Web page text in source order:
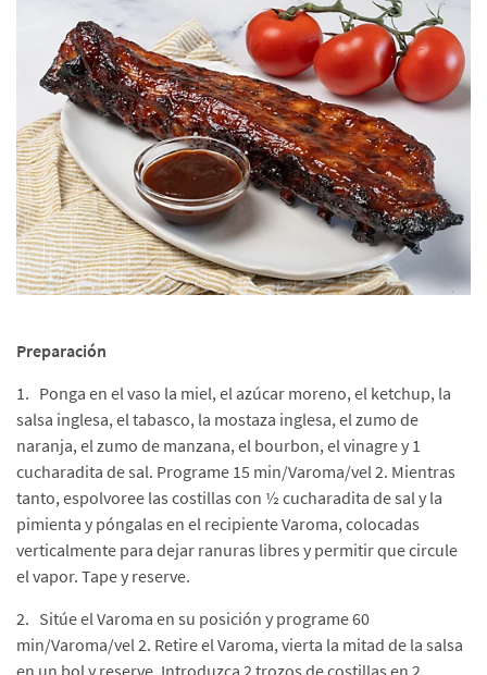
Preparación
1. Ponga en el vaso la miel, el azúcar moreno, el ketchup, la
salsa inglesa, el tabasco, la mostaza inglesa, el zumo de
naranja, el zumo de manzana, el bourbon, el vinagre y 1
cucharadita de sal. Programe 15 min/Varoma/vel 2. Mientras
tanto, espolvoree las costillas con ½ cucharadita de sal y la
pimienta y póngalas en el recipiente Varoma, colocadas
verticalmente para dejar ranuras libres y permitir que circule
el vapor. Tape y reserve.
2. Sitúe el Varoma en su posición y programe 60
min/Varoma/vel 2. Retire el Varoma, vierta la mitad de la salsa